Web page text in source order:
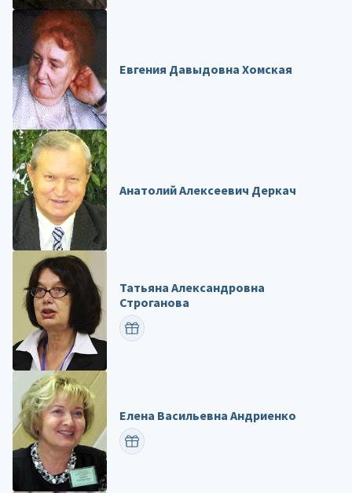
Евгения Давыдовна Хомская
Анатолий Алексеевич Деркач
Татьяна Александровна
Строганова
ПОЗДРАВИТЬ
Елена Васильевна Андриенко
ПОЗДРАВИТЬ